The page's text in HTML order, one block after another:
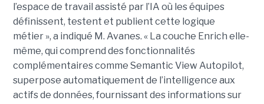
l’espace de travail assisté par l’IA où les équipes
définissent, testent et publient cette logique
métier », a indiqué M. Avanes. « La couche Enrich elle-
même, qui comprend des fonctionnalités
complémentaires comme Semantic View Autopilot,
superpose automatiquement de l’intelligence aux
actifs de données, fournissant des informations sur